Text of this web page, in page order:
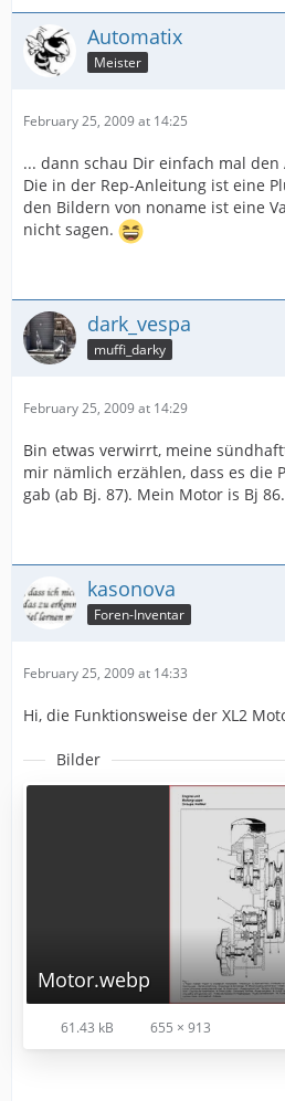
Automatix
Meister
February 25, 2009 at 14:25
... dann schau Dir einfach mal
Die in der Rep-Anleitung ist eine
den Bildern von noname ist eine
nicht sagen.
dark_vespa
muffi_darky
February 25, 2009 at 14:29
Bin etwas verwirrt, meine
mir nämlich erzählen, dass es die
gab (ab Bj. 87). Mein Motor is Bj 86.
kasonova
Foren-Inventar
February 25, 2009 at 14:33
Hi, die Funktionsweise der XL2
Bilder
Motor.webp
61.43 kB 655 × 913